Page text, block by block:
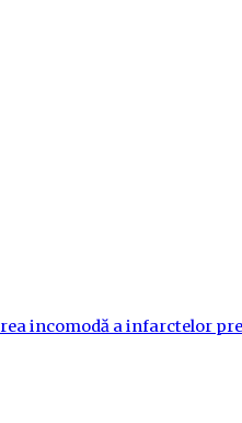
incomodă a infarctelor